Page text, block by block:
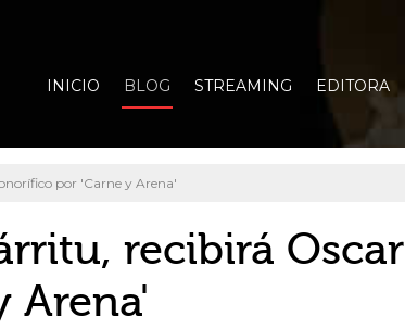
INICIO BLOG STREAMING EDITORA
por 'Carne y Arena'
recibirá Oscar
Arena'